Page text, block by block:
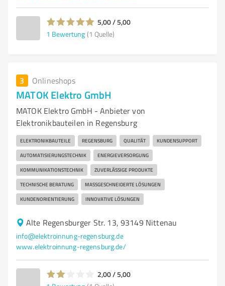
5,00 / 5,00
1 Bewertung (1 Quelle)
3 Onlineshops
MATOK Elektro GmbH
MATOK Elektro GmbH - Anbieter von
Elektronikbauteilen in Regensburg
ELEKTRONIKBAUTEILE REGENSBURG QUALITÄT KUNDENSUPPORT
AUTOMATISIERUNGSTECHNIK ENERGIEVERSORGUNG
KOMMUNIKATIONSTECHNIK ZUVERLÄSSIGE PRODUKTE
TECHNISCHE BERATUNG MASSGESCHNEIDERTE LÖSUNGEN
KUNDENORIENTIERUNG INNOVATIVE LÖSUNGEN
Alte Regensburger Str. 13, 93149 Nittenau
info@elektroinnung-regensburg.de
www.elektroinnung-regensburg.de/
2,00 / 5,00